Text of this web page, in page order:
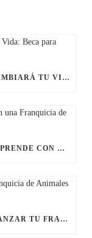
LA OPORTUNIDAD NAVIDEÑA QUE CAMBIARÁ TU VIDA: BECA PARA FRANQUICIAS
ESTE AÑO, REGÁLATE UN SUEÑO: EMPRENDE CON UNA FRANQUICIA DE EL PERRO FELIZ
ÚLTIMAS BECAS NAVIDEÑAS PARA LANZAR TU FRANQUICIA DE ANIMALES DE COMPAÑÍA